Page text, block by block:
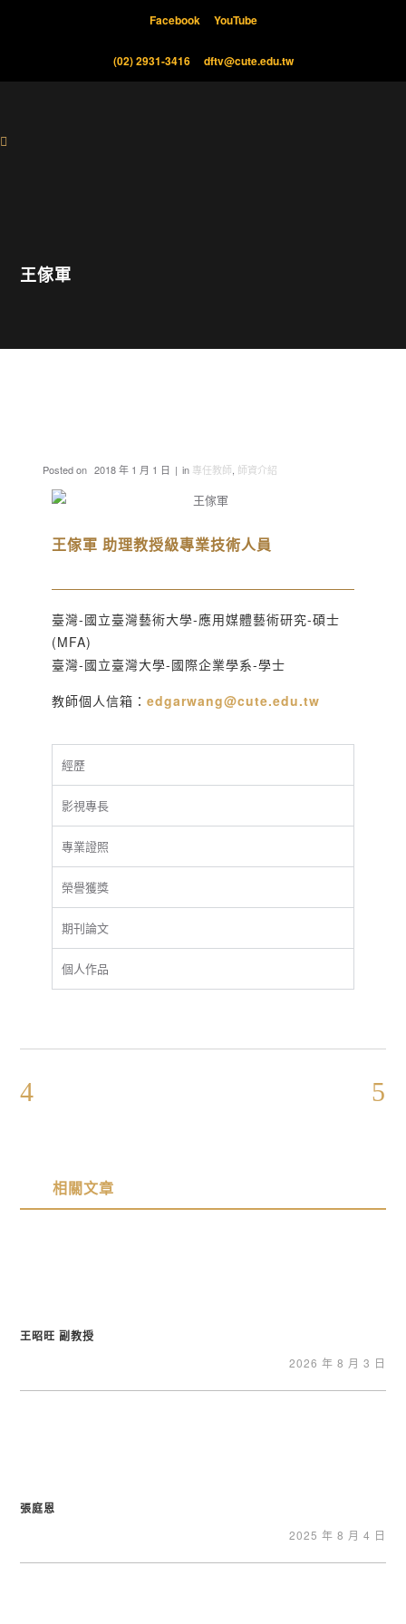
Facebook YouTube
(02) 2931-3416 dftv@cute.edu.tw
王傢軍
Posted on 2018 年 1 月 1 日 in 專任教師 師資介紹
王傢軍 助理教授級專業技術人員
臺灣-國立臺灣藝術大學-應用媒體藝術研究-碩士
(MFA)
臺灣-國立臺灣大學-國際企業學系-學士
教師個人信箱：edgarwang@cute.edu.tw
經歷
影視專長
專業證照
榮譽獲獎
期刊論文
個人作品
相關文章
王昭旺 副教授
2026 年 8 月 3 日
張庭恩
2025 年 8 月 4 日